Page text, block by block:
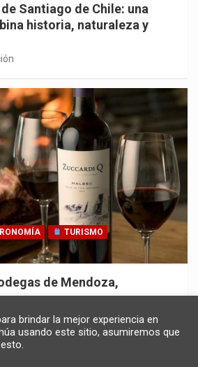
Santiago de Chile: una
historia, naturaleza y
TURISMO
de Mendoza,
brindar la mejor experiencia en
usando este sitio, asumiremos que